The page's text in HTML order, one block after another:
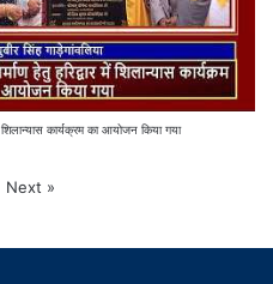
शिलान्यास कार्यक्रम का आयोजन किया गया
Next »